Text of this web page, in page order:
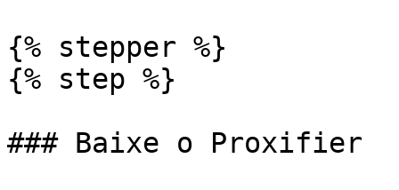
{% stepper %}
{% step %}
### Baixe o Proxifier